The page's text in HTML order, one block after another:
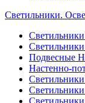
Светильники.
Настенно-